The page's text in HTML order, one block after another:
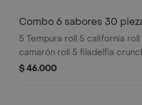
Combo 6 sabores 30
5 Tempura roll 5 california roll
camarón roll 5 filadelfia
$ 46.000